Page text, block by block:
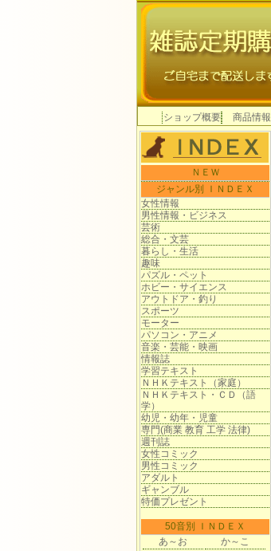
ショップ概要
商品情報
ＮＥＷ
ジャンル別 ＩＮＤＥＸ
女性情報
男性情報・ビジネス
芸術
総合・文芸
暮らし・生活
趣味
パズル・ペット
ホビー・サイエンス
アウトドア・釣り
スポーツ
モーター
パソコン・アニメ
音楽・芸能・映画
情報誌
学習テキスト
ＮＨＫテキスト（家庭）
ＮＨＫテキスト・ＣＤ（語
学）
幼児・幼年・児童
専門(商業 教育 工学 法律)
週刊誌
女性コミック
男性コミック
アダルト
ギャンブル
特価プレゼント
50音別 ＩＮＤＥＸ
あ～お
か～こ